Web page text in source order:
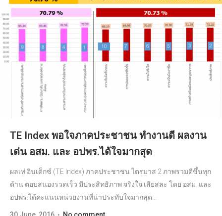
TE Index พอใจภาคประชาชน ทำงานดี ผลงาน
เด่น อสม. และ อปพร.ได้ใจมากสุด
ผลเท่ อินเด็กซ์ (TE Index) ภาคประชาชน ไตรมาส 2 ภาพรวมดีขึ้นทุก
ด้าน ตอบสนองรวดเร็ว มีประสิทธิภาพ จริงใจ เสียสละ โดย อสม. และ
อปพร.ได้คะแนนหน่วยงานที่น่าประทับใจมากสุด...
30 June, 2016 No comment